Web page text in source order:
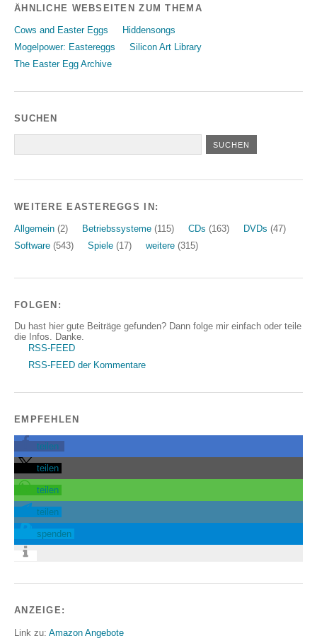
ÄHNLICHE WEBSEITEN ZUM THEMA
Cows and Easter Eggs
Hiddensongs
Mogelpower: Eastereggs
Silicon Art Library
The Easter Egg Archive
SUCHEN
WEITERE EASTEREGGS IN:
Allgemein (2) Betriebssysteme (115) CDs (163) DVDs (47)
Software (543) Spiele (17) weitere (315)
FOLGEN:
Du hast hier gute Beiträge gefunden? Dann folge mir einfach oder teile
die Infos. Danke.
RSS-FEED
RSS-FEED der Kommentare
EMPFEHLEN
teilen
teilen
teilen
teilen
spenden
ANZEIGE:
Link zu: Amazon Angebote